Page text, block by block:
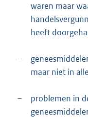
waren maar
heeft
–
maar niet in
–
problemen in